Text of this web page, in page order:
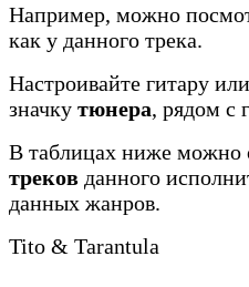
Например, можно
как у данного трека.
Настроивайте гитару
значку тюнера, рядом с
В таблицах ниже можно
треков данного
данных жанров.
Tito & Tarantula